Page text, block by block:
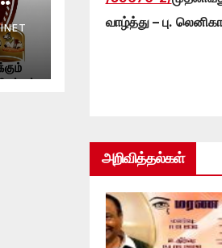
வாழ்த்து – பு.
அறிவித்தல்கள்